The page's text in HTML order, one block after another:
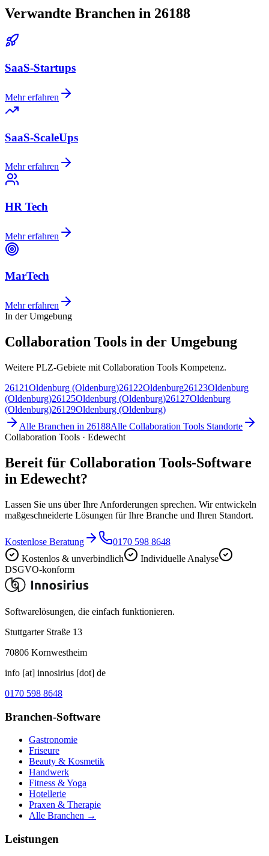
Verwandte Branchen in 26188
SaaS-Startups
Mehr erfahren
SaaS-ScaleUps
Mehr erfahren
HR Tech
Mehr erfahren
MarTech
Mehr erfahren
In der Umgebung
Collaboration Tools in der Umgebung
Weitere PLZ-Gebiete mit Collaboration Tools Kompetenz.
26121Oldenburg (Oldenburg)26122Oldenburg26123Oldenburg
(Oldenburg)26125Oldenburg (Oldenburg)26127Oldenburg
(Oldenburg)26129Oldenburg (Oldenburg)
Alle Branchen in 26188Alle Collaboration Tools Standorte
Collaboration Tools · Edewecht
Bereit für Collaboration Tools-Software
in Edewecht?
Lassen Sie uns über Ihre Anforderungen sprechen. Wir entwickeln
maßgeschneiderte Lösungen für Ihre Branche und Ihren Standort.
Kostenlose Beratung
0170 598 8648
Kostenlos & unverbindlich
Individuelle Analyse
DSGVO-konform
Softwarelösungen, die einfach funktionieren.
Stuttgarter Straße 13
70806 Kornwestheim
info [at] innosirius [dot] de
0170 598 8648
Branchen-Software
Gastronomie
Friseure
Beauty & Kosmetik
Handwerk
Fitness & Yoga
Hotellerie
Praxen & Therapie
Alle Branchen →
Leistungen